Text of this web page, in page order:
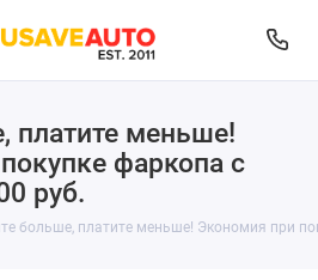
платите меньше!
фаркопа с
руб.
больше, платите меньше! Экономия при